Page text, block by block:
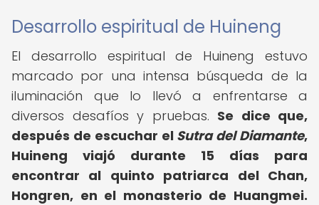
Desarrollo espiritual de Huineng
El desarrollo espiritual de Huineng estuvo
marcado por una intensa búsqueda de la
iluminación que lo llevó a enfrentarse a
diversos desafíos y pruebas. Se dice que,
después de escuchar el Sutra del Diamante,
Huineng viajó durante 15 días para
encontrar al quinto patriarca del Chan,
Hongren, en el monasterio de Huangmei.